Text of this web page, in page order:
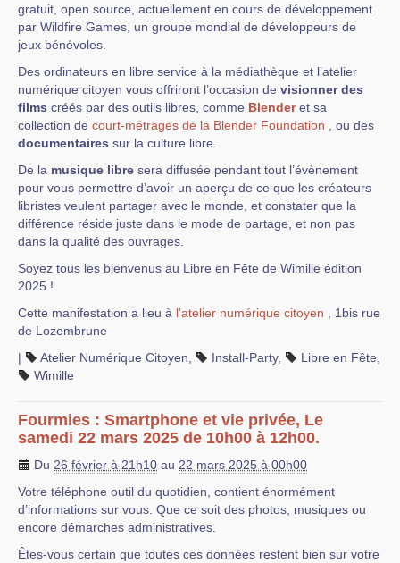
gratuit, open source, actuellement en cours de développement
par Wildfire Games, un groupe mondial de développeurs de
jeux bénévoles.
Des ordinateurs en libre service à la médiathèque et l’atelier
numérique citoyen vous offriront l’occasion de visionner des
films créés par des outils libres, comme Blenderet sa
collection de court-métrages de la Blender Foundation , ou des
documentaires sur la culture libre.
De la musique libre sera diffusée pendant tout l’évènement
pour vous permettre d’avoir un aperçu de ce que les créateurs
libristes veulent partager avec le monde, et constater que la
différence réside juste dans le mode de partage, et non pas
dans la qualité des ouvrages.
Soyez tous les bienvenus au Libre en Fête de Wimille édition
2025 !
Cette manifestation a lieu à l’atelier numérique citoyen , 1bis rue
de Lozembrune
|
Atelier Numérique Citoyen Install-Party, Libre en Fête
Wimille
Fourmies : Smartphone et vie privée, Le
samedi 22 mars 2025 de 10h00 à 12h00.
Du 26 février à 21h10 au 22 mars 2025 à 00h00
Votre téléphone outil du quotidien, contient énormément
d’informations sur vous. Que ce soit des photos, musiques ou
encore démarches administratives.
Êtes-vous certain que toutes ces données restent bien sur votre